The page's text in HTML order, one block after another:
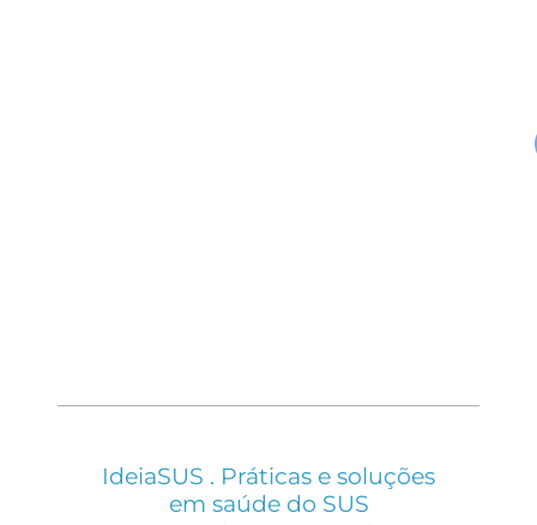
IdeiaSUS . Práticas e soluções
em saúde do SUS